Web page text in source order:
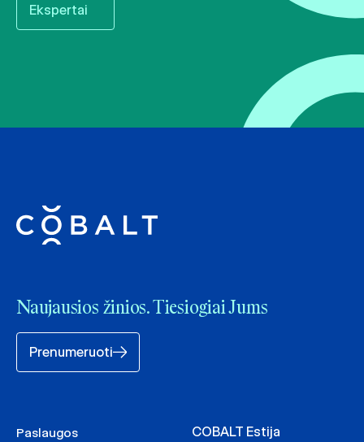
Ekspertai
Naujausios žinios. Tiesiogiai Jums
Prenumeruoti
Paslaugos
COBALT Estija